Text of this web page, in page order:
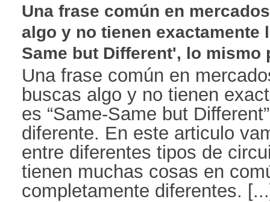
Una frase común en
algo y no tienen exactamente
Same but Different', lo mismo
Una frase común en
buscas algo y no tienen
es “Same-Same but
diferente. En este articulo
entre diferentes tipos de
tienen muchas cosas en
completamente diferentes.